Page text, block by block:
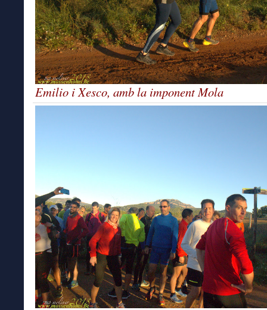
Emilio i Xesco, amb la imponent Mola